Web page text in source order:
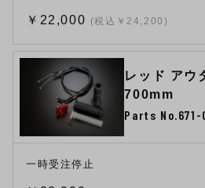
￥22,000 (税込￥24,200)
レッド アウ
700mm
Parts No.671-
一時受注停止